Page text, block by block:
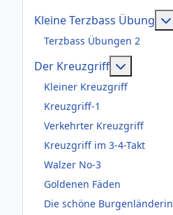
Kleine Terzbass Übung
Terzbass Übungen 2
Der Kreuzgriff
Kleiner Kreuzgriff
Kreuzgriff-1
Verkehrter Kreuzgriff
Kreuzgriff im 3-4-Takt
Walzer No-3
Goldenen Fäden
Die schöne Burgenländerin